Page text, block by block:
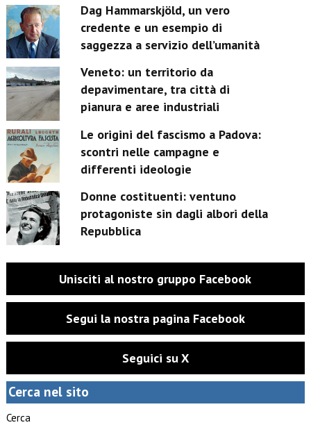
Dag Hammarskjöld, un vero
credente e un esempio di
saggezza a servizio dell’umanità
Veneto: un territorio da
depavimentare, tra città di
pianura e aree industriali
Le origini del fascismo a Padova:
scontri nelle campagne e
differenti ideologie
Donne costituenti: ventuno
protagoniste sin dagli albori della
Repubblica
Unisciti al nostro gruppo Facebook
Segui la nostra pagina Facebook
Seguici su X
Cerca nel sito
Cerca